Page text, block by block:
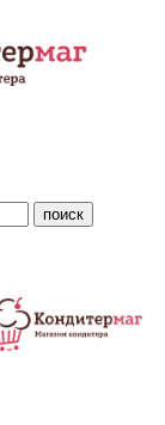
поиск